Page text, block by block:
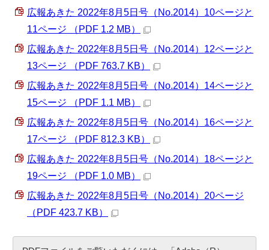
広報あきた 2022年8月5日号（No.2014）10ページと
11ページ （PDF 1.2 MB）
広報あきた 2022年8月5日号（No.2014）12ページと
13ページ （PDF 763.7 KB）
広報あきた 2022年8月5日号（No.2014）14ページと
15ページ （PDF 1.1 MB）
広報あきた 2022年8月5日号（No.2014）16ページと
17ページ （PDF 812.3 KB）
広報あきた 2022年8月5日号（No.2014）18ページと
19ページ （PDF 1.0 MB）
広報あきた 2022年8月5日号（No.2014）20ページ
（PDF 423.7 KB）